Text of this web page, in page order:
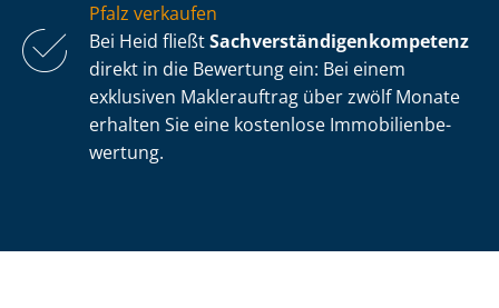
Pfalz verkaufen
Bei Heid fließtSach­ver­stän­di­gen­kom­pe­tenz
direkt in die Bewertung ein: Bei einem
exklusiven Maklerauftrag über zwölf Monate
erhalten Sie eine kostenlose Im­mo­bi­li­en­be­
wer­tung.